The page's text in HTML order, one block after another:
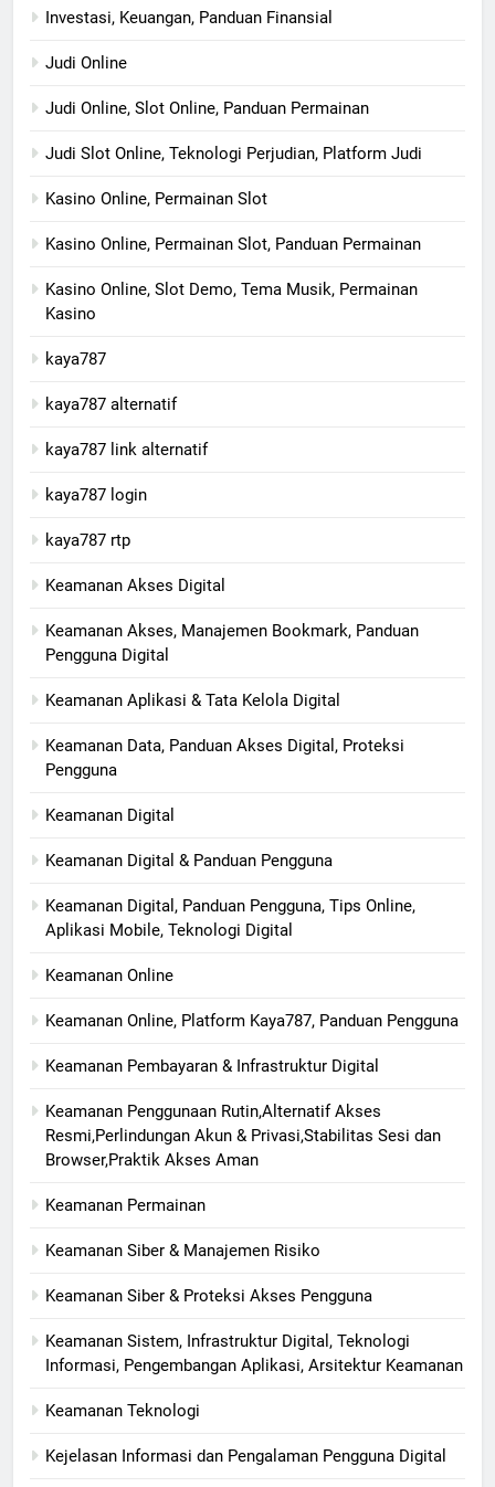
Investasi, Keuangan, Panduan Finansial
Judi Online
Judi Online, Slot Online, Panduan Permainan
Judi Slot Online, Teknologi Perjudian, Platform Judi
Kasino Online, Permainan Slot
Kasino Online, Permainan Slot, Panduan Permainan
Kasino Online, Slot Demo, Tema Musik, Permainan
Kasino
kaya787
kaya787 alternatif
kaya787 link alternatif
kaya787 login
kaya787 rtp
Keamanan Akses Digital
Keamanan Akses, Manajemen Bookmark, Panduan
Pengguna Digital
Keamanan Aplikasi & Tata Kelola Digital
Keamanan Data, Panduan Akses Digital, Proteksi
Pengguna
Keamanan Digital
Keamanan Digital & Panduan Pengguna
Keamanan Digital, Panduan Pengguna, Tips Online,
Aplikasi Mobile, Teknologi Digital
Keamanan Online
Keamanan Online, Platform Kaya787, Panduan Pengguna
Keamanan Pembayaran & Infrastruktur Digital
Keamanan Penggunaan Rutin,Alternatif Akses
Resmi,Perlindungan Akun & Privasi,Stabilitas Sesi dan
Browser,Praktik Akses Aman
Keamanan Permainan
Keamanan Siber & Manajemen Risiko
Keamanan Siber & Proteksi Akses Pengguna
Keamanan Sistem, Infrastruktur Digital, Teknologi
Informasi, Pengembangan Aplikasi, Arsitektur Keamanan
Keamanan Teknologi
Kejelasan Informasi dan Pengalaman Pengguna Digital